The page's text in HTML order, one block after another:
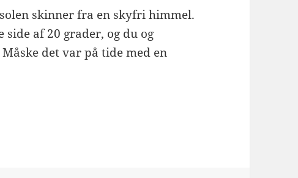
skinner fra en skyfri himmel.
af 20 grader, og du og
det var på tide med en